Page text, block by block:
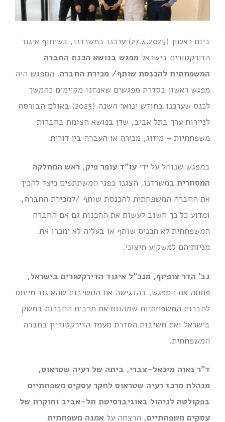
ביום ראשון (27.4.2025) ערכנו במשרדנו, בשיתוף איגוד
הדירקטורים בישראל מפגש בנושא הכנת החברה
המשפחתית להכנסת שותף/ מכירת החברה. המפגש היה
מפגש ראשון בסדרת מפגשים שאנחנו מקיימים כהמשך
לכנס שערכנו בחודש ינואר השנה (2025) באולם הבורסה
לניירות ערך בתל אביב, שדן בנושא הצומת בחברות
משפחתיות – מיזוג, מכירה או העברה בין דורית.
במפגש שנוהל על ידי עו"ד עופר פיק, ראש המחלקה
המסחרית במשרדנו, הצגנו בפני המשתתפים כיצד להכין
את החברה המשפחתית להכנסת שותף /למכירת החברה,
ומדוע כל כך חשוב לעשות את ההכנות גם אם החברה
המשפחתית לא תכניס שותף או בעליה לא ימכרו את
מניותיהם למשקיע חיצוני.
גב' הדר צופיוף, מנכ"ל איגוד הדירקטורים בישראל,
פתחה את המפגש, בהדגישה את החשיבות שהאיגוד מייחס
לחברות המשפחתיות שמהוות את מרבית החברות במשק
בישראל ואת חשיבות הסדרת מעמד הדירקטוריון בחברה
המשפחתית.
ד"ר נאוה מיכאל-צברי, ביתה של רעיה שטראוס,
מנהלת מרכז רעיה שטראוס לחקר עסקים משפחתיים
בפקולטה לניהול באוניברסיטת תל-אביב וחוקרת של
עסקים משפחתיים, הרצתה על אמנה משפחתית